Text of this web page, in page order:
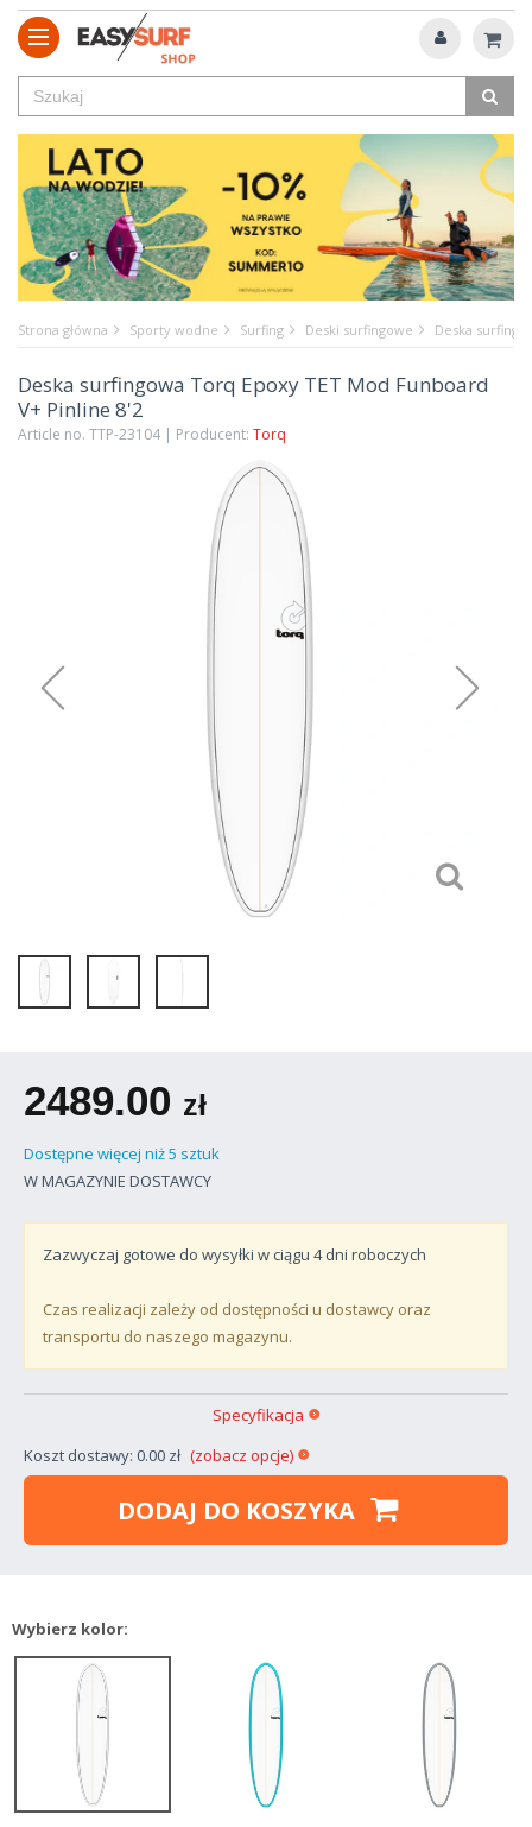
Strona główna Sporty wodne Surfing Deski surfingowe Deska
Deska surfingowa Torq Epoxy TET Mod Funboard
V+ Pinline 8'2
Article no. TTP-23104 | Producent: Torq
2489.00 zł
Dostępne więcej niż 5 sztuk
W MAGAZYNIE DOSTAWCY
Zazwyczaj gotowe do wysyłki w ciągu 4dni roboczych
Czas realizacji zależy od dostępności u dostawcy oraz
transportu do naszego magazynu.
Koszt dostawy: 0.00 zł (zobacz opcje)
Specyfikacja
DODAJ DO KOSZYKA
Wybierz kolor: